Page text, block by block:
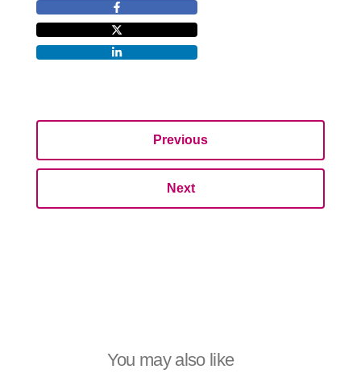
Previous
Next
You may also like